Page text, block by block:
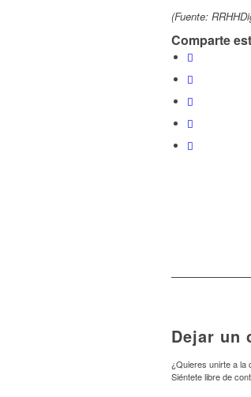
(Fuente:
Comparte
Dejar un
¿Quieres unirte a la
Siéntete libre de